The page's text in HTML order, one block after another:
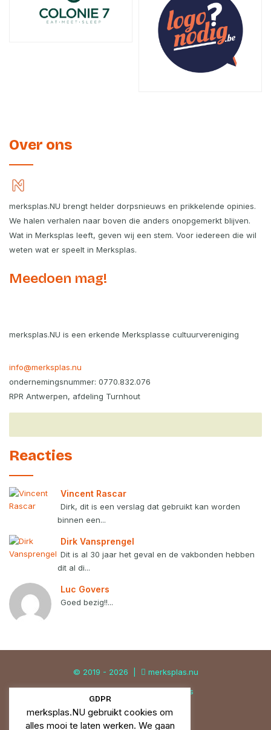
Over ons
merksplas.NU brengt helder dorpsnieuws en prikkelende opinies.
We halen verhalen naar boven die anders onopgemerkt blijven.
Wat in Merksplas leeft, geven wij een stem. Voor iedereen die wil
weten wat er speelt in Merksplas.
Meedoen mag!
merksplas.NU is een erkende Merksplasse cultuurvereniging
info@merksplas.nu
ondernemingsnummer: 0770.832.076
RPR Antwerpen, afdeling Turnhout
Reacties
Vincent Rascar
Dirk, dit is een verslag dat gebruikt kan worden
binnen een...
Dirk Vansprengel
Dit is al 30 jaar het geval en de vakbonden hebben
dit al di...
Luc Govers
Goed bezig!!...
© 2019 - 2026 |
merksplas.nu
Privacy
Cookies Correcties
Facebook
YouTubeInstagram